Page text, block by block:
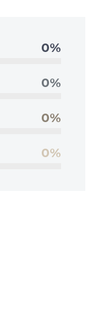
0%
0%
0%
0%